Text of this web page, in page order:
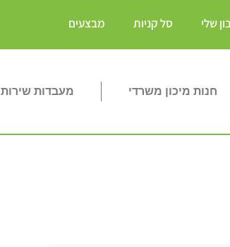
שלי סל קניות מבצעים
חנות מיכון משרדי מעבדות שירות